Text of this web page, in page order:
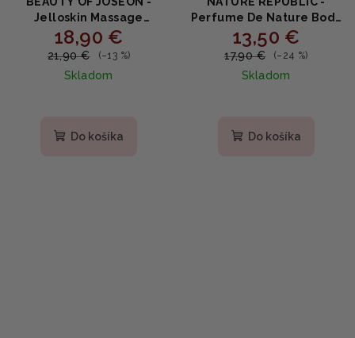
Jelloskin Massage
Cream for face & body -
Masážny krém Jelloskin
18,90 €
21,90 € (–13 %)
Skladom
Do košíka
Perfume De Nature Body
Oil Wash ALL DAY LILY -
Parfumovaný olejový
sprchový gél s
mandľovým olejom,
13,50 €
17,90 € (–24 %)
Skladom
Do košíka